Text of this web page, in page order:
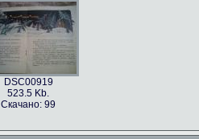
DSC00919
523.5 Kb.
Скачано: 99